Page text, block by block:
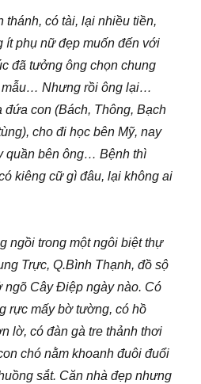
thánh, có tài, lại nhiều tiền,
phụ nữ đẹp muốn đến với
đã tưởng ông chọn chung
mẫu… Nhưng rồi ông lại…
đứa con (Bách, Thông, Bạch
cho đi học bên Mỹ, nay
quần bên ông… Bệnh thì
kiêng cữ gì đâu, lại không ai
ngồi trong một ngôi biệt thự
Trực, Q.Bình Thạnh, đồ sộ
ngõ Cây Điệp ngày nào. Có
rực mấy bờ tường, có hồ
lờ, có đàn gà tre thảnh thơi
chó nằm khoanh đuôi đuổi
sắt. Căn nhà đẹp nhưng